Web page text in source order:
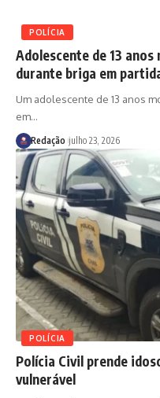
POLÍCIA
Adolescente de 13
durante briga em
Um adolescente de 13 anos
em…
Redação julho 23, 2026
POLÍCIA
Polícia Civil prende
vulnerável